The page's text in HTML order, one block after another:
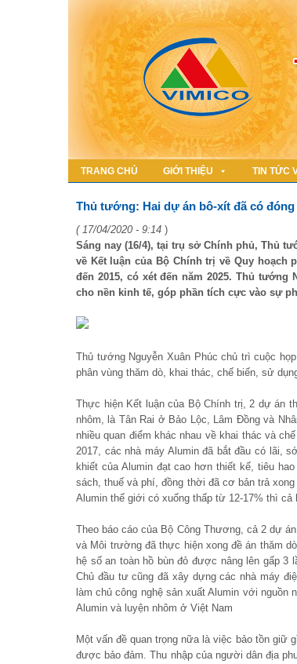
TRANG CHỦ GIỚI THIỆU TIN TỨC
Thủ tướng: Hai dự án bô-xít đã có
( 17/04/2020 - 9:14 )
Sáng nay (16/4), tại trụ sở Chính phủ, Thủ
về Kết luận của Bộ Chính trị về Quy hoạch
đến 2015, có xét đến năm 2025. Thủ
cho nền kinh tế, góp phần tích cực vào sự
Thủ tướng Nguyễn Xuân Phúc chủ trì cuộc
phân vùng thăm dò, khai thác, chế biến, sử
Thực hiện Kết luận của Bộ Chính trị, 2 dự án
nhôm, là Tân Rai ở Bảo Lộc, Lâm Đồng và
nhiều quan điểm khác nhau về khai thác và
2017, các nhà máy Alumin đã bắt đầu có lãi,
khiết của Alumin đạt cao hơn thiết kế, tiêu
sách, thuế và phí, đồng thời đã cơ bản trả
Alumin thế giới có xuống thấp từ 12-17% thì cả
Theo báo cáo của Bộ Công Thương, cả 2 dự
và Môi trường đã thực hiện xong đề án thăm
hệ số an toàn hồ bùn đỏ được nâng lên gấp
Chủ đầu tư cũng đã xây dựng các nhà máy
làm chủ công nghệ sản xuất Alumin với
Alumin và luyện nhôm ở Việt Nam
Một vấn đề quan trọng nữa là việc bảo tồn giữ
được bảo đảm. Thu nhập của người dân địa